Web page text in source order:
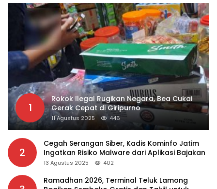
1
Rokok Ilegal Rugikan Negara, Bea Cukai
Gerak Cepat di Giripurno
11 Agustus 2025 446
2
Cegah Serangan Siber, Kadis Kominfo Jatim
Ingatkan Risiko Malware dari Aplikasi Bajakan
13 Agustus 2025 402
Ramadhan 2026, Terminal Teluk Lamong